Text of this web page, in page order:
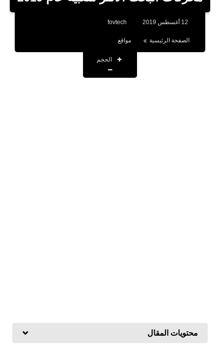
بلوجر
fovtech
الصفحة الرئيسية مواقع
الحجم
محتويات المقال